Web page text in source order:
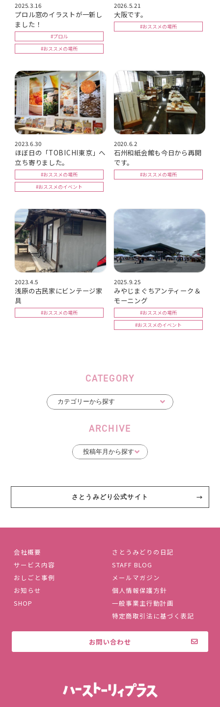
2025.3.16
プロル窓のイラストが一新し
ました！
#プロル
#おススメの場所
2026.5.21
大阪です。
#おススメの場所
2023.6.30
ほぼ日の「TOBICHI東京」へ
立ち寄りました。
#おススメの場所
#おススメのイベント
2020.6.2
石州和紙会館も今日から再開
です。
#おススメの場所
2023.4.5
浅原の古民家にビンテージ家
具
#おススメの場所
2025.9.25
みやじまぐちアンティーク＆
モーニング
#おススメの場所
#おススメのイベント
CATEGORY
ARCHIVE
さとうみどり公式サイト
会社概要
サービス内容
おしごと事例
お知らせ
SHOP
さとうみどりの日記
STAFF BLOG
メールマガジン
個人情報保護方針
一般事業主行動計画
特定商取引法に基づく表記
お問い合わせ